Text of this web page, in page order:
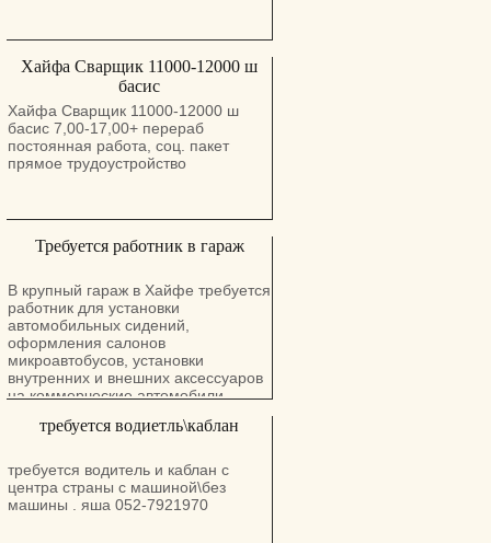
Тестировщики продукции •
Операторы линии SMT • Работники
склада Компания предлагает: •
Развозку из большинства городов
севера • Обучение и возможности
для профессионального роста •
Современное производство и
Хайфа Сварщик 11000-12000 ш
басис
Хайфа Сварщик 11000-12000 ш
басис 7,00-17,00+ перераб
постоянная работа, соц. пакет
прямое трудоустройство
Требуется работник в гараж
В крупный гараж в Хайфе требуется
работник для установки
автомобильных сидений,
оформления салонов
микроавтобусов, установки
внутренних и внешних аксессуаров
на коммерческие автомобили .
и базовые столярно-слесарные
Офис: 04-8557387
требуется водиетль\каблан
требуется водитель и каблан с
центра страны с машиной\без
машины . яша 052-7921970